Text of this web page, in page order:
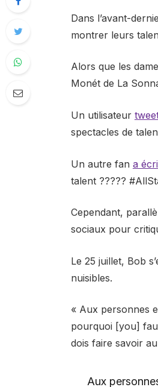
Dans l’avant-
montrer leurs
Alors que les
Monét de La
Un utilisateur
spectacles de
Un autre fan a
talent ?????
Cependant,
sociaux pour
Le 25 juillet, Bob
nuisibles.
« Aux personnes
pourquoi [you]
dois faire savoir
Aux